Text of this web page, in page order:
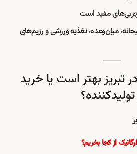
چربی‌های مفید است
میان‌وعده، تغذیه ورزشی و رژیم‌های
تبریز بهتر است یا خرید
از کجا بخریم؟